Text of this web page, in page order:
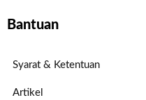
Bantuan
Syarat & Ketentuan
Artikel